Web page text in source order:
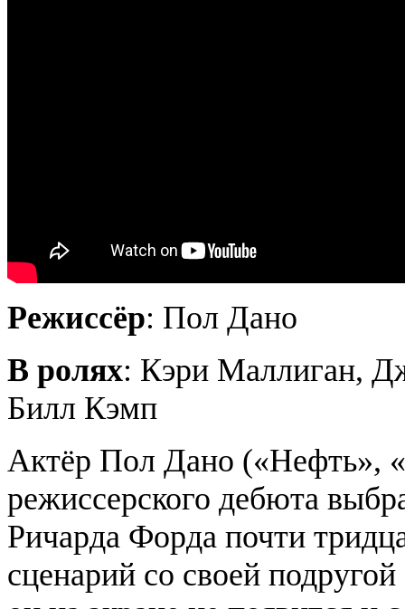
Режиссёр: Пол Дано
В ролях: Кэри Маллиган,
Билл Кэмп
Актёр Пол Дано («Нефть»,
режиссерского дебюта
Ричарда Форда почти
сценарий со своей